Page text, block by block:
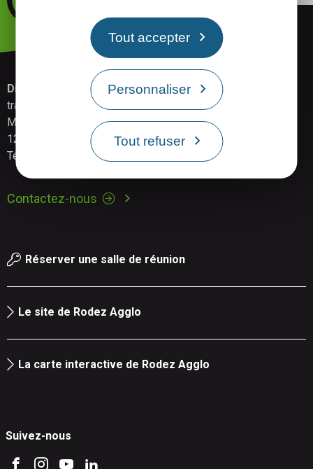
Tout accepter
Personnaliser
Tout refuser
Direction développement économique, attractivité,
transition numérique.
Maison de l'économie - 17 rue Aristide Briand
12000 Rodez
Tél. : 05 65 73 83 09
Contactez-nous
Réserver une salle de réunion
Le site de Rodez Agglo
La carte interactive de Rodez Agglo
Suivez-nous